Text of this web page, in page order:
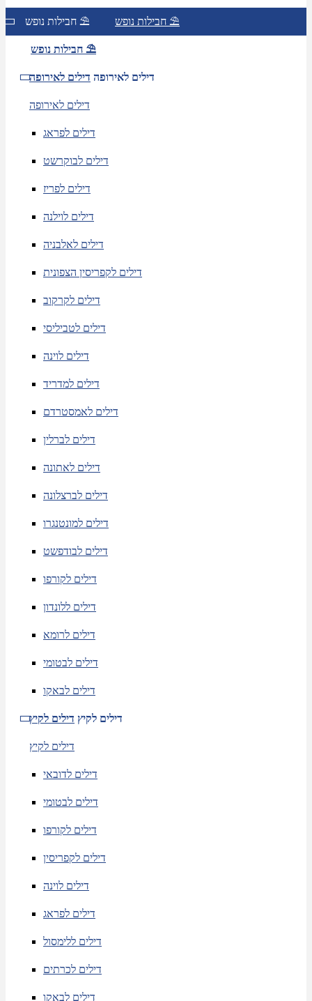
חבילות נופש ⛱ חבילות נופש ⛱
חבילות נופש ⛱
דילים לאירופה דילים לאירופה
דילים לאירופה
דילים לפראג
דילים לבוקרשט
דילים לפריז
דילים לוילנה
דילים לאלבניה
דילים לקפריסין הצפונית
דילים לקרקוב
דילים לטביליסי
דילים לוינה
דילים למדריד
דילים לאמסטרדם
דילים לברלין
דילים לאתונה
דילים לברצלונה
דילים למונטנגרו
דילים לבודפשט
דילים לקורפו
דילים ללונדון
דילים לרומא
דילים לבטומי
דילים לבאקו
דילים לקיץ דילים לקיץ
דילים לקיץ
דילים לדובאי
דילים לבטומי
דילים לקורפו
דילים לקפריסין
דילים לוינה
דילים לפראג
דילים ללימסול
דילים לכרתים
דילים לבאקו